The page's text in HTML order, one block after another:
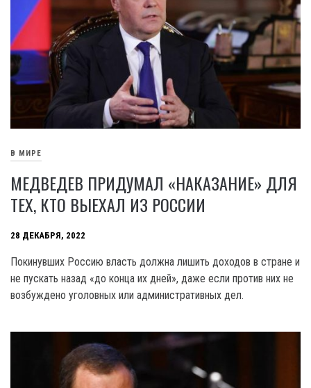
В МИРЕ
МЕДВЕДЕВ ПРИДУМАЛ «НАКАЗАНИЕ» ДЛЯ
ТЕХ, КТО ВЫЕХАЛ ИЗ РОССИИ
28 ДЕКАБРЯ, 2022
Покинувших Россию власть должна лишить доходов в стране и
не пускать назад «до конца их дней», даже если против них не
возбуждено уголовных или административных дел.